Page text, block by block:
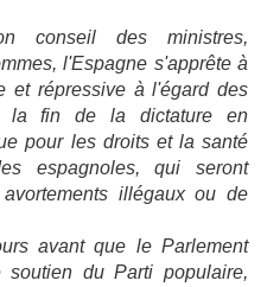
conseil des ministres,
l'Espagne s'apprête à
et répressive à l'égard des
la fin de la dictature en
pour les droits et la santé
espagnoles, qui seront
illégaux ou de
avant que le Parlement
soutien du Parti populaire,